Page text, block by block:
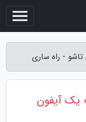
- راه ساری
یک آیفون